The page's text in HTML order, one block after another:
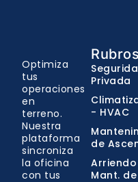
Optimiza
tus
operaciones
en
terreno.
Nuestra
plataforma
sincroniza
la oficina
con tus
Rubros
Privada
- HVAC
de
Mant. de